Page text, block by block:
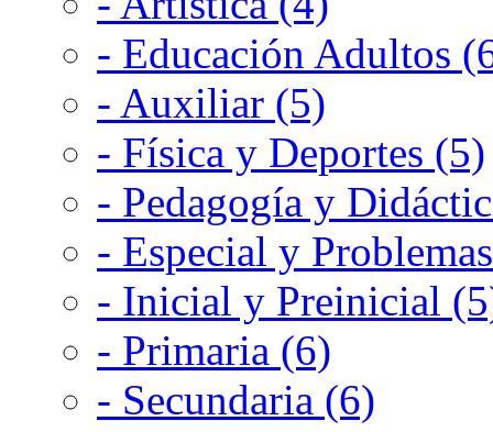
- Educación Adultos
- Auxiliar (5)
- Física y Deportes (5)
- Pedagogía y
- Especial y
- Inicial y Preinicial
- Primaria (6)
- Secundaria (6)